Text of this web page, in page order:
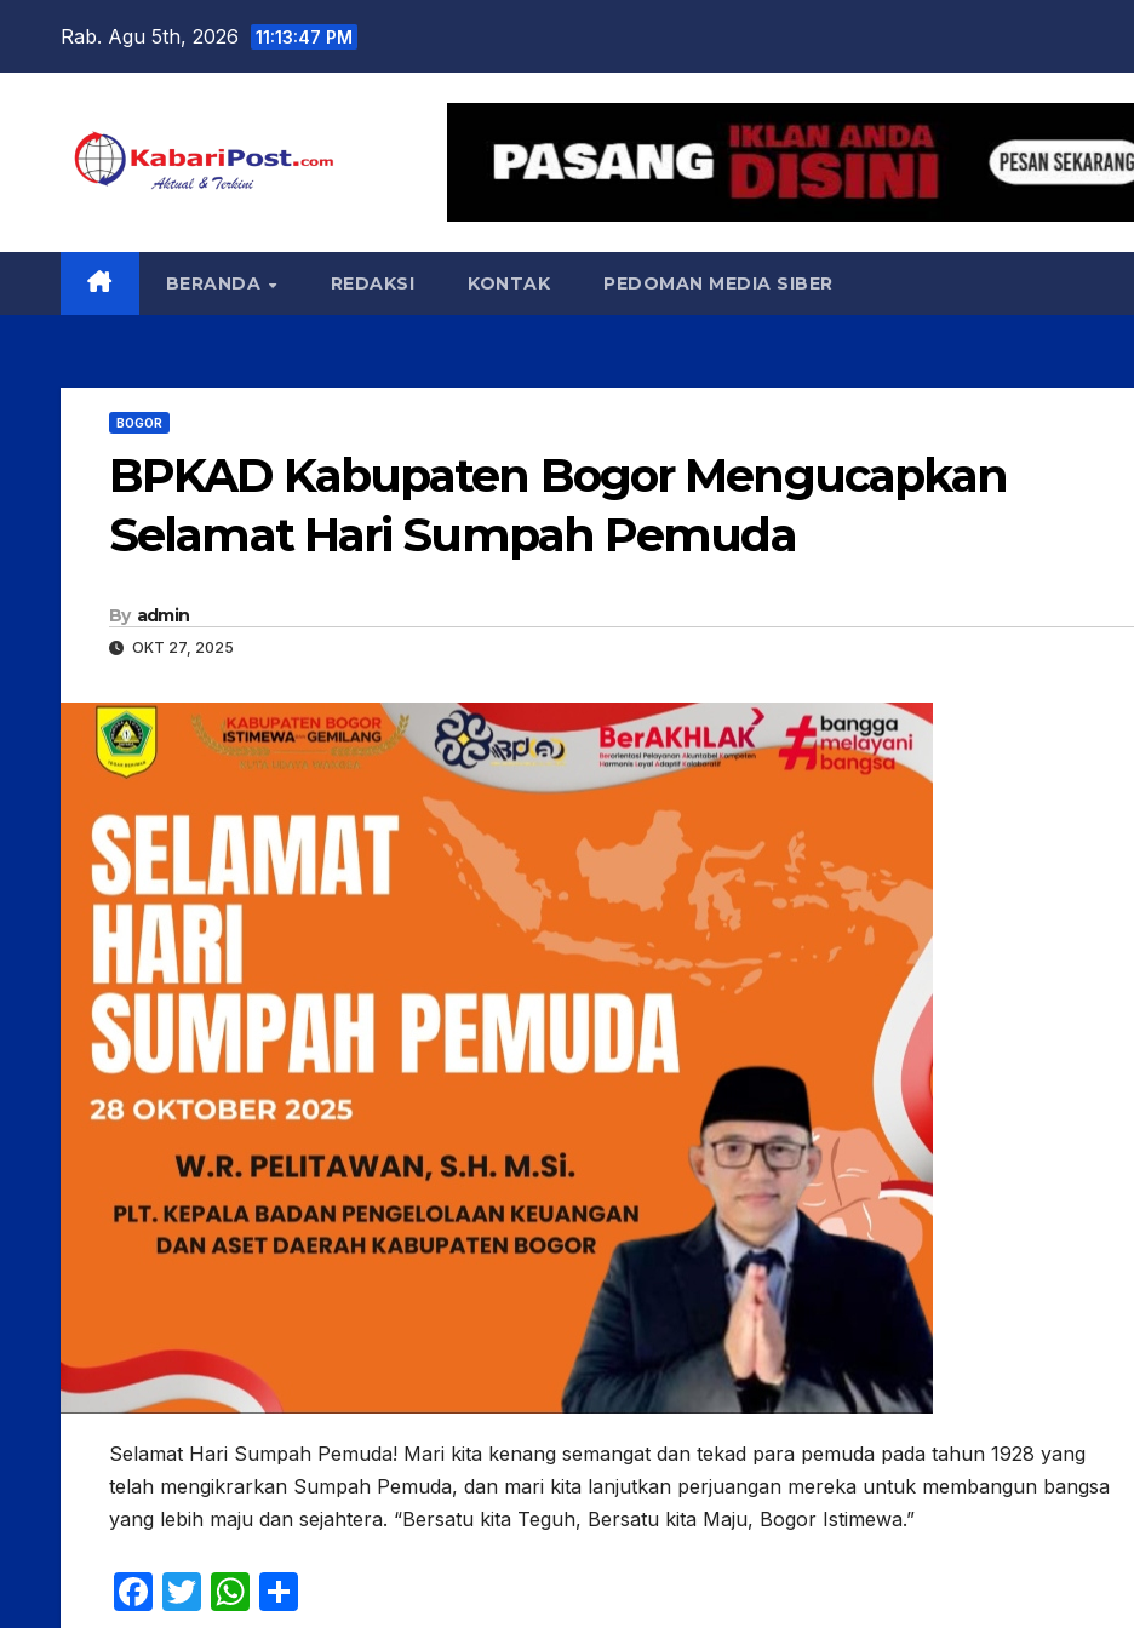
Rab. Agu 5th, 2026 11:13:48 PM
BERANDA REDAKSI KONTAK PEDOMAN MEDIA SIBER
BOGOR
BPKAD Kabupaten Bogor Mengucapkan
Selamat Hari Sumpah Pemuda
By admin
OKT 27, 2025
Selamat Hari Sumpah Pemuda! Mari kita kenang semangat dan tekad para pemuda pada tahun 1928 yang
telah mengikrarkan Sumpah Pemuda, dan mari kita lanjutkan perjuangan mereka untuk membangun bangsa
yang lebih maju dan sejahtera. “Bersatu kita Teguh, Bersatu kita Maju, Bogor Istimewa.”
F
T
W